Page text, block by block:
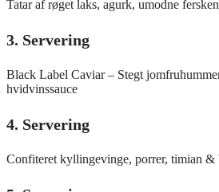
Tatar af røget laks, agurk, umodne
3. Servering
Black Label Caviar – Stegt
hvidvinssauce
4. Servering
Confiteret kyllingevinge, porrer, timian &